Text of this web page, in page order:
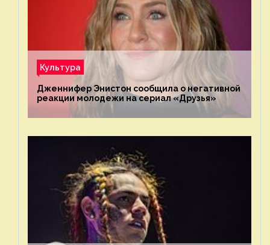
Культура
Дженнифер Энистон сообщила о негативной
реакции молодежи на сериал «Друзья»